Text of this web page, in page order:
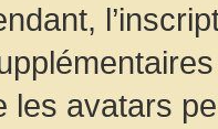
les avatars